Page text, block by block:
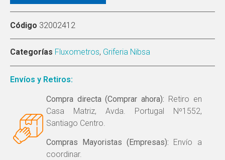
Código 32002412
Categorías Fluxometros, Griferia Nibsa
Envíos y Retiros:
Compra directa (Comprar ahora): Retiro en
Casa Matriz, Avda. Portugal Nº1552,
Santiago Centro.
Compras Mayoristas (Empresas): Envío a
coordinar.